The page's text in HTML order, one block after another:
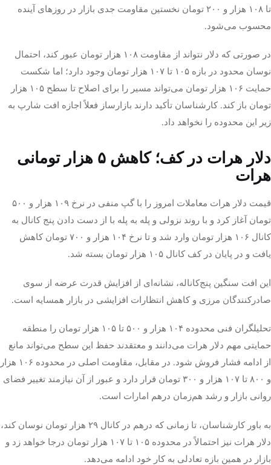
تا ۱۰۸ هزار و ۲۰۰ تومان نخستین مقاومت جدی بازار در روزهای آینده
محسوب می‌شود.
در صورتی که دلار نتواند از مقاومت ۱۰۸ هزار تومان عبور کند، احتمال
نوسان محدود در بازه ۱۰۵ تا ۱۰۷ هزار تومان وجود دارد؛ اما شکست
حمایت ۱۰۶ هزار تومان می‌تواند مسیر را برای اصلاح تا سطح ۱۰۵ هزار
تومان باز کند. کارشناسان تأکید دارند بازارساز فعلاً اجازه افت شارپ به
زیر این محدوده را نخواهد داد.
دلار هرات در کف؛ کاهش ۵ هزار تومانی
هرات
قیمت دلار هرات معاملات امروز را با گپ منفی در نرخ ۱۰۹ هزار و ۵۰۰
تومان آغاز کرد و با روند نزولی و پله به پله با از دست دادن پنج کانال به
کانال ۱۰۶ هزار تومان وارد شد و تا نرخ ۱۰۴ هزار و ۷۰۰ تومان کاهش
یافت و در پایان در کف کانال ۱۰۵ هزار تومان بسته شد.
این افت سنگین پنج‌کاناله، نشانه‌ای از افزایش قدرت عرضه از سوی
صادرکنندگان مرزی و کاهش انتظارات افزایشی در بازار همسایه است.
تحلیلگران فنی محدوده ۱۰۴ هزار و ۵۰۰ تا ۱۰۵ هزار تومان را منطقه
حمایتی مهم دلار هرات می‌دانند و معتقدند حفظ این سطح می‌تواند مانع
از ادامه فشار فروش شود. در مقابل، مقاومت اصلی در محدوده ۱۰۶ هزار
و ۸۰۰ تا ۱۰۷ هزار و ۳۰۰ تومان قرار دارد و عبور از آن نیازمند تغییر فضای
روانی بازار و رشد هم‌زمان درهم امارات است.
به باور کارشناسان، تا زمانی که درهم در کانال ۲۹ هزار تومان نوسان کند،
دلار هرات نیز احتمالاً در محدوده ۱۰۵ تا ۱۰۷ هزار تومان درجا خواهد زد و
بازار در همین بازه تعادلی به کار خود ادامه می‌دهد.